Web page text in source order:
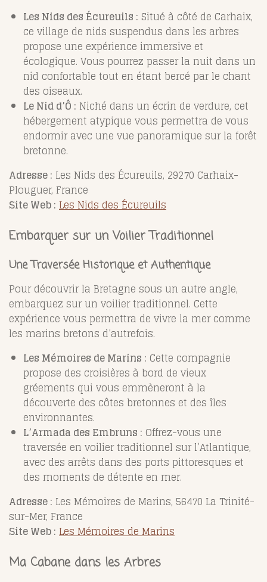
Les Nids des Écureuils : Situé à côté de Carhaix,
ce village de nids suspendus dans les arbres
propose une expérience immersive et
écologique. Vous pourrez passer la nuit dans un
nid confortable tout en étant bercé par le chant
des oiseaux.
Le Nid d’Ô : Niché dans un écrin de verdure, cet
hébergement atypique vous permettra de vous
endormir avec une vue panoramique sur la forêt
bretonne.
Adresse : Les Nids des Écureuils, 29270 Carhaix-
Plouguer, France
Site Web : Les Nids des Écureuils
Embarquer sur un Voilier Traditionnel
Une Traversée Historique et Authentique
Pour découvrir la Bretagne sous un autre angle,
embarquez sur un voilier traditionnel. Cette
expérience vous permettra de vivre la mer comme
les marins bretons d’autrefois.
Les Mémoires de Marins : Cette compagnie
propose des croisières à bord de vieux
gréements qui vous emmèneront à la
découverte des côtes bretonnes et des îles
environnantes.
L’Armada des Embruns : Offrez-vous une
traversée en voilier traditionnel sur l’Atlantique,
avec des arrêts dans des ports pittoresques et
des moments de détente en mer.
Adresse : Les Mémoires de Marins, 56470 La Trinité-
sur-Mer, France
Site Web : Les Mémoires de Marins
Ma Cabane dans les Arbres